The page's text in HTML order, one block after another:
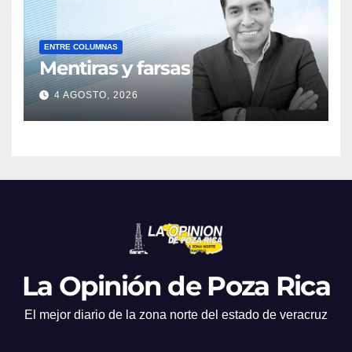
ENTRE COLUMNAS
Mentiras y farsas
4 AGOSTO, 2026
La Opinión de Poza Rica
El mejor diario de la zona norte del estado de veracruz